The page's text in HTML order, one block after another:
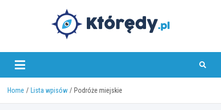
www.ktoredy.pl
Home Lista wpisów Podróże miejskie